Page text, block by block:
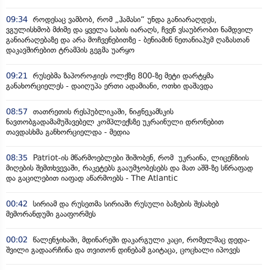
09:34 როდესაც ვამბობ, რომ „ჰამასი“ უნდა განიარაღდეს,
ვგულისხმობ მძიმე და ყველა სახის იარაღს, ჩვენ ვსაუბრობთ ნამდვილ
განიარაღებაზე და არა მოჩვენებითზე - ბენიამინ ნეთანიაჰუმ ღაზასთან
დაკავშირებით ტრამპის გეგმა უარყო
09:21
რუსებმა ზაპოროჟიეს ოლქზე 800-ზე მეტი დარტყმა
განახორციელეს - დაიღუპა ერთი ადამიანი, ოთხი დაშავდა
08:57 თათრეთის რესპუბლიკაში, ნიჟნეკამსკის
ნავთობგადამამუშავებელ კომპლექსზე უკრაინული დრონებით
თავდასხმა განხორციელდა - მედია
08:35
Patriot-ის მწარმოებლები შიშობენ, რომ უკრაინა, ლიცენზიის
მიღების შემთხვევაში, რაკეტებს გააუმჯობესებს და მათ აშშ-ზე სწრაფად
და გაცილებით იაფად აწარმოებს - The Atlantic
00:42
სირიამ და რუსეთმა სირიაში რუსული ბაზების შესახებ
მემორანდუმი გააფორმეს
00:02
წალენჯიხაში, მდინარეში დაკარგული კაცი, რომელმაც დედა-
შვილი გადაარჩინა და თვითონ დინებამ გაიტაცა, ცოცხალი იპოვეს